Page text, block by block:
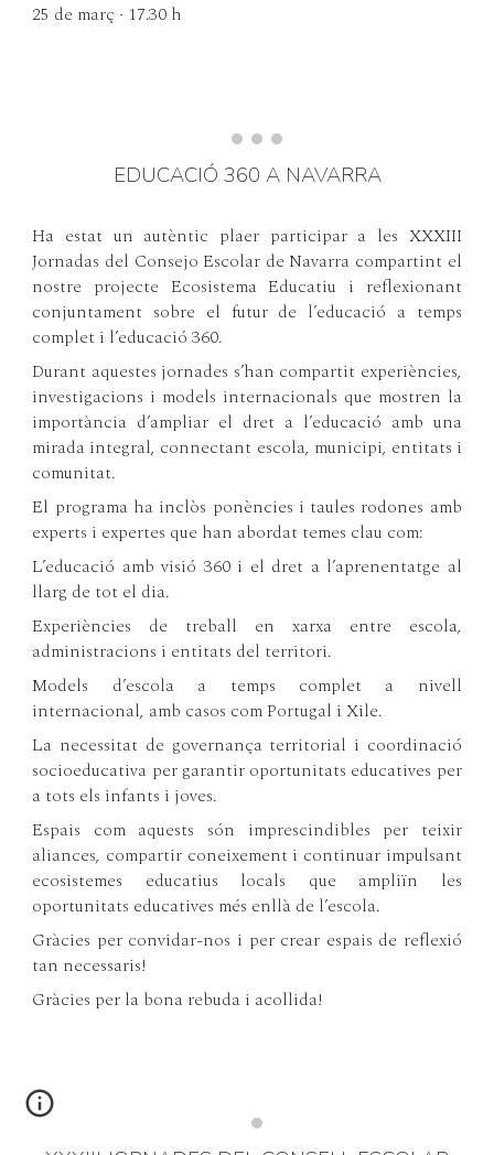
25 de març · 17.30 h
EDUCACIÓ 360 A NAVARRA
Ha estat un autèntic plaer participar a les XXXIII
Jornadas del Consejo Escolar de Navarra compartint el
nostre projecte Ecosistema Educatiu i reflexionant
conjuntament sobre el futur de l’educació a temps
complet i l’educació 360.
Durant aquestes jornades s’han compartit experiències,
investigacions i models internacionals que mostren la
importància d’ampliar el dret a l’educació amb una
mirada integral, connectant escola, municipi, entitats i
comunitat.
El programa ha inclòs ponències i taules rodones amb
experts i expertes que han abordat temes clau com:
L’educació amb visió 360 i el dret a l’aprenentatge al
llarg de tot el dia.
Experiències de treball en xarxa entre escola,
administracions i entitats del territori.
Models d’escola a temps complet a nivell
internacional, amb casos com Portugal i Xile.
La necessitat de governança territorial i coordinació
socioeducativa per garantir oportunitats educatives per
a tots els infants i joves.
Espais com aquests són imprescindibles per teixir
aliances, compartir coneixement i continuar impulsant
ecosistemes educatius locals que ampliïn les
oportunitats educatives més enllà de l’escola.
Gràcies per convidar-nos i per crear espais de reflexió
tan necessaris!
Gràcies per la bona rebuda i acollida!